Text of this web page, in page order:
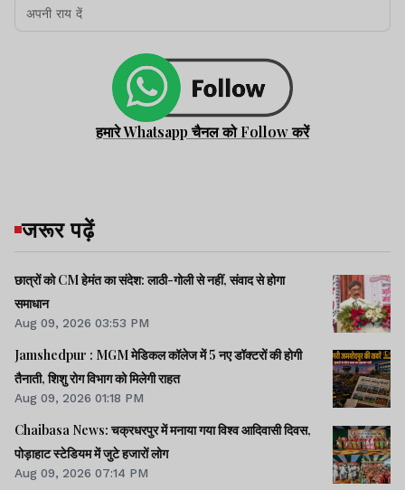
हमारे Whatsapp चैनल को Follow करें
जरूर पढ़ें
छात्रों को CM हेमंत का संदेश: लाठी-गोली से नहीं, संवाद से होगा
समाधान
Aug 09, 2026 03:53 PM
Jamshedpur : MGM मेडिकल कॉलेज में 5 नए डॉक्टरों की होगी
तैनाती, शिशु रोग विभाग को मिलेगी राहत
Aug 09, 2026 01:18 PM
Chaibasa News: चक्रधरपुर में मनाया गया विश्व आदिवासी दिवस,
पोड़ाहाट स्टेडियम में जुटे हजारों लोग
Aug 09, 2026 07:14 PM